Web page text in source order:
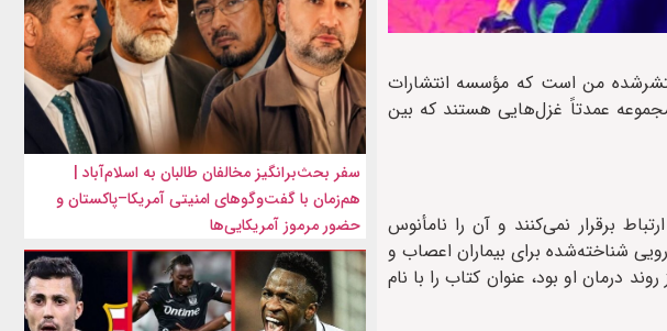
من است که مؤسسه انتشارات
این مجموعه عمدتاً غزل‌هایی هستند که بین
برقرار نمی‌کنند و آن را نامأنوس
است. لیتیوم کربنات دارویی شناخته‌شده برای بیماران اعصاب و
درمان او بود، عنوان کتاب را با نام
سفر بحث‌برانگیز مخالفان طالبان به اسلام‌آباد |
هم‌زمان با گفت‌وگوهای امنیتی آمریکا–پاکستان و
حضور مرموز آمریکایی‌ها